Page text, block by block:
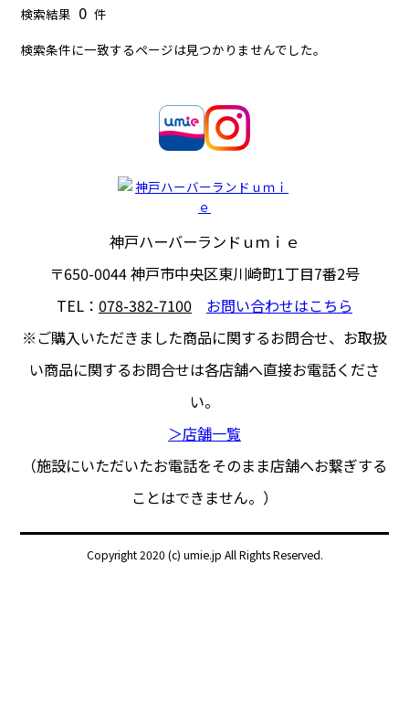
検索結果 0 件
検索条件に一致するページは見つかりませんでした。
神戸ハーバーランドｕｍｉｅ
〒650-0044神戸市中央区東川崎町1丁目7番2号
TEL： 078-382-7100
お問い合わせはこちら
※ご購入いただきました商品に関するお問合せ、 お取扱
い商品に関するお問合せは各店舗へ直接お電話くださ
い。
＞店舗一覧
（施設にいただいたお電話をそのまま店舗へお繋ぎする
ことはできません。）
Copyright 2020 (c) umie.jp All Rights Reserved.